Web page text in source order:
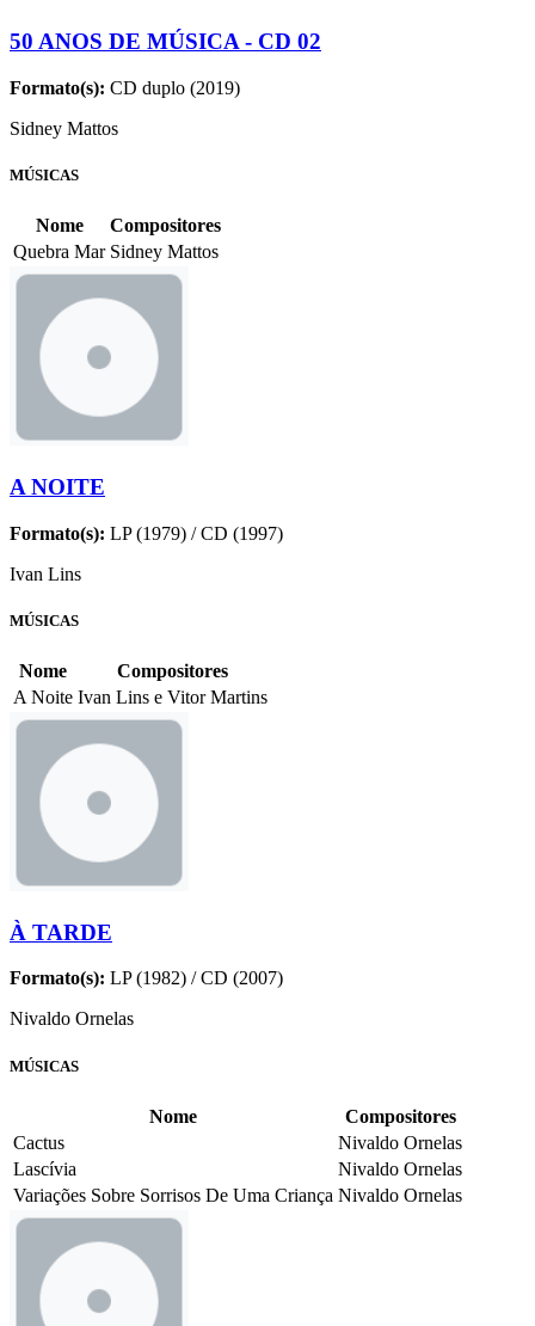
50 ANOS DE MÚSICA - CD 02
Formato(s): CD duplo (2019)
Sidney Mattos
MÚSICAS
Nome
Compositores
Quebra Mar Sidney Mattos
A NOITE
Formato(s): LP (1979) / CD (1997)
Ivan Lins
MÚSICAS
Nome
Compositores
A Noite Ivan Lins e Vitor Martins
À TARDE
Formato(s): LP (1982) / CD (2007)
Nivaldo Ornelas
MÚSICAS
Nome
Compositores
Cactus
Nivaldo Ornelas
Lascívia
Nivaldo Ornelas
Variações Sobre Sorrisos De Uma Criança Nivaldo Ornelas